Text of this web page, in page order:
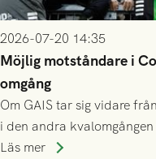
2026-07-20 14:35
Möjlig motståndare i
omgång
Om GAIS tar sig vidare
i den andra
spelas den tredje
Läs mer